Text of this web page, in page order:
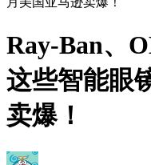
Ray-Ban、
这些智能眼
卖爆！